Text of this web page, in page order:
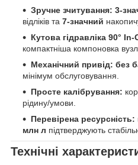
Зручне зчитування: 3-
відліків та 7-значний
Кутова гідравліка 90° In-
компактніша компоновка
Механічний привід: без
мінімум обслуговування.
Просте калібрування:
рідину/умови.
Перевірена ресурсність:
млн л підтверджують
Технічні